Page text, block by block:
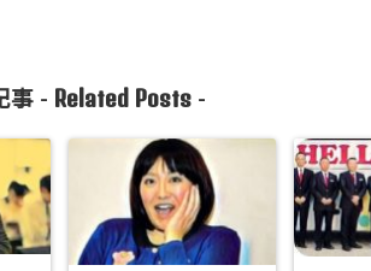
事 - Related Posts-